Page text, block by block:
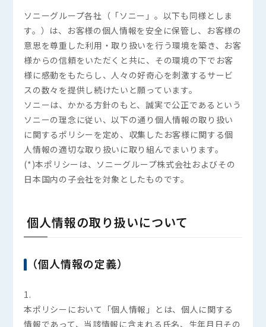
ソニーグループ各社（「ソニー」。以下も同様としま
す。）は、お客様の個人情報を安全に保管し、お客様の
意思を尊重した利用・取り扱いを行う環境を築き、お客
様からの信頼をいただくと共に、その環境の下でお客
様に感動をもたらし、人々の好奇心を刺激するサービ
スの数々を提供し続けたいと願っています。
ソニーは、かかる方針のもと、誠実で公正であるという
ソニーの理念に従い、以下の通り個人情報の取り扱い
に関するポリシーを定め、収集したお客様に関する個
人情報の適切な取り扱いに取り組んでまいります。
(*)本ポリシーは、ソニーグループ株式会社およびその
日本国内の子会社を対象としたものです。
個人情報の取り扱いについて
（個人情報の定義）
1.
本ポリシーにおいて「個人情報」とは、個人に関する
情報であって、当該情報に含まれる氏名、生年月日その